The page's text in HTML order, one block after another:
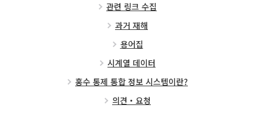
관련 링크 수집
과거 재해
용어집
시계열 데이터
홍수 통제 통합 정보 시스템이란?
의견・요청